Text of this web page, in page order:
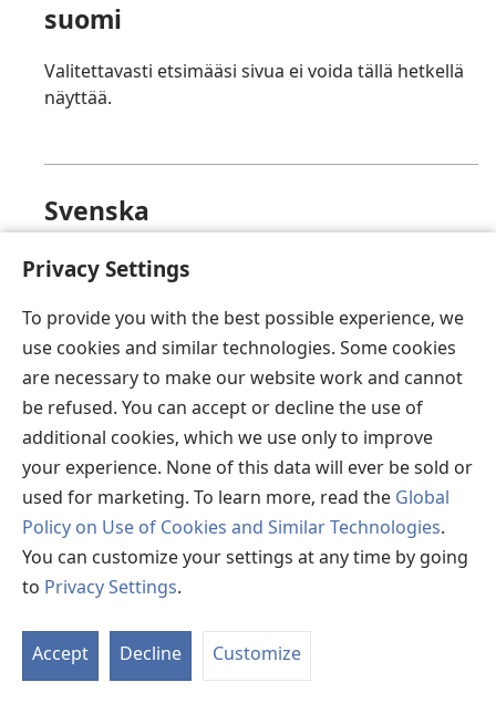
Privacy Settings
To provide you with the best possible experience, we
use cookies and similar technologies. Some cookies
are necessary to make our website work and cannot
be refused. You can accept or decline the use of
additional cookies, which we use only to improve
your experience. None of this data will ever be sold or
used for marketing. To learn more, read the Global
Policy on Use of Cookies and Similar Technologies.
You can customize your settings at any time by going
to Privacy Settings.
Accept Decline Customize
suomi
Valitettavasti etsimääsi sivua ei voida tällä hetkellä
näyttää.
Svenska
Just nu går det tyvärr inte att visa den önskade
sidan.
Tahiti
Eiaha e inoino mai, eita matou e nehenehe e faaite
atu i te api ta oe e hinaaro.
Tok Pisin
Sori, nau long dispela taim mipela i no inap soim